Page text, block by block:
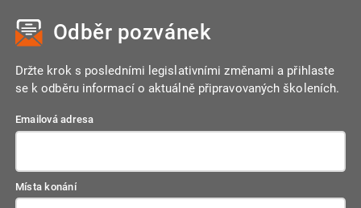
Odběr pozvánek
Držte krok s posledními legislativními změnami a přihlaste
se k odběru informací o aktuálně připravovaných školeních.
Emailová adresa
Místa konání